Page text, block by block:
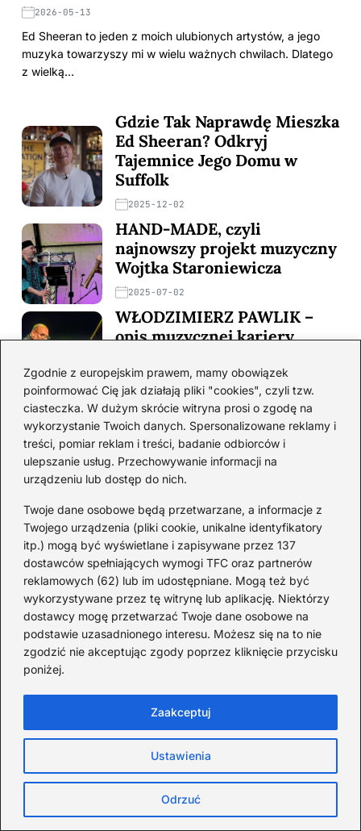
Zgodnie z europejskim prawem, mamy obowiązek
poinformować Cię jak działają pliki "cookies", czyli tzw.
ciasteczka. W dużym skrócie witryna prosi o zgodę na
wykorzystanie Twoich danych. Spersonalizowane reklamy i
treści, pomiar reklam i treści, badanie odbiorców i
ulepszanie usług. Przechowywanie informacji na
urządzeniu lub dostęp do nich.
Twoje dane osobowe będą przetwarzane, a informacje z
Twojego urządzenia (pliki cookie, unikalne identyfikatory
itp.) mogą być wyświetlane i zapisywane przez 137
dostawców spełniających wymogi TFC oraz partnerów
reklamowych (62) lub im udostępniane. Mogą też być
wykorzystywane przez tę witrynę lub aplikację. Niektórzy
dostawcy mogę przetwarzać Twoje dane osobowe na
podstawie uzasadnionego interesu. Możesz się na to nie
zgodzić nie akceptując zgody poprzez kliknięcie przycisku
poniżej.
Ustawienia
Odrzuć
Zaakceptuj
2026-05-13
Ed Sheeran to jeden z moich ulubionych artystów, a jego
muzyka towarzyszy mi w wielu ważnych chwilach. Dlatego
z wielką…
Gdzie Tak Naprawdę Mieszka
Ed Sheeran? Odkryj
Tajemnice Jego Domu w
Suffolk
2025-12-02
HAND-MADE, czyli
najnowszy projekt muzyczny
Wojtka Staroniewicza
2025-07-02
WŁODZIMIERZ PAWLIK –
opis muzycznej kariery,
2025-07-02
ADAM PIEROŃCZYK
„DIGIVOOCO” – opis
zespołu, kariera muzyczna,
opinie
2025-07-02
Kategorie
Artyści(8)
Ciąża(2)
Dziecko(270)
Lifestyle(10)
Muzyka
Porady